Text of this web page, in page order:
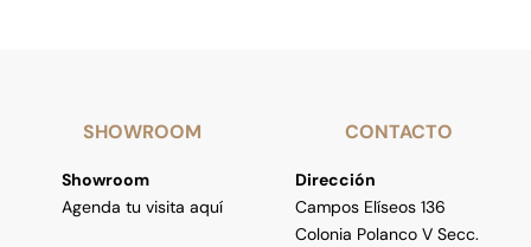
SHOWROOM
Showroom
Agenda tu visita aquí
CONTACTO
Dirección
Campos Elíseos 136
Colonia Polanco V Secc.